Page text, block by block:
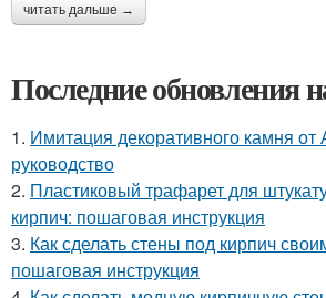
читать дальше →
Последние обновления
1. Имитация декоративного камня
руководство
2. Пластиковый трафарет для
кирпич: пошаговая инструкция
3. Как сделать стены под кирпич
пошаговая инструкция